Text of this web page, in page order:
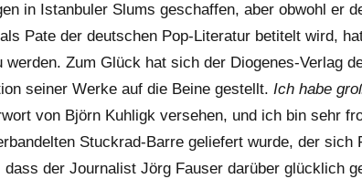
in Istanbuler Slums geschaffen, aber obwohl er
Pate der deutschen Pop-Literatur betitelt wird,
Zum Glück hat sich der Diogenes-Verlag
seiner Werke auf die Beine gestellt. Ich habe
von Björn Kuhligk versehen, und ich bin sehr
Stuckrad-Barre geliefert wurde, der sich
der Journalist Jörg Fauser darüber glücklich